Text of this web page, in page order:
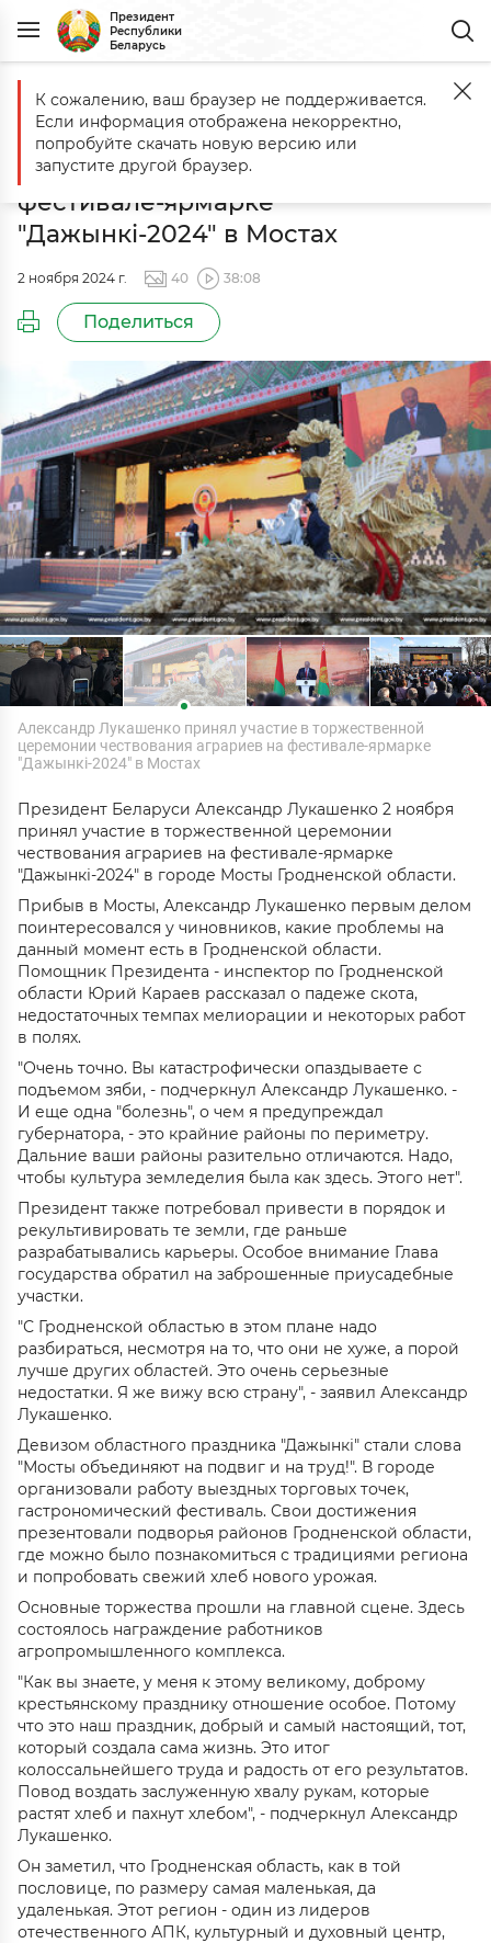
Президент
Республики
Беларусь
Главная События Торжественная церемония чествования
Торжественная церемония
чествования аграриев на
фестивале-ярмарке
"Дажынкі-2024" в Мостах
2 ноября 2024 г. 40 38:08
Поделиться
Александр Лукашенко принял участие в торжественной
церемонии чествования аграриев на фестивале-ярмарке
"Дажынкі-2024" в Мостах
Президент Беларуси Александр Лукашенко 2 ноября
принял участие в торжественной церемонии
чествования аграриев на фестивале-ярмарке
"Дажынкі-2024" в городе Мосты Гродненской области.
Прибыв в Мосты, Александр Лукашенко первым делом
поинтересовался у чиновников, какие проблемы на
данный момент есть в Гродненской области.
Помощник Президента - инспектор по Гродненской
области Юрий Караев рассказал о падеже скота,
недостаточных темпах мелиорации и некоторых работ
в полях.
"Очень точно. Вы катастрофически опаздываете с
подъемом зяби, - подчеркнул Александр Лукашенко. -
И еще одна "болезнь", о чем я предупреждал
губернатора, - это крайние районы по периметру.
Дальние ваши районы разительно отличаются. Надо,
чтобы культура земледелия была как здесь. Этого нет".
Президент также потребовал привести в порядок и
рекультивировать те земли, где раньше
разрабатывались карьеры. Особое внимание Глава
государства обратил на заброшенные приусадебные
участки.
"С Гродненской областью в этом плане надо
разбираться, несмотря на то, что они не хуже, а порой
лучше других областей. Это очень серьезные
недостатки. Я же вижу всю страну", - заявил Александр
Лукашенко.
Девизом областного праздника "Дажынкі" стали слова
"Мосты объединяют на подвиг и на труд!". В городе
организовали работу выездных торговых точек,
гастрономический фестиваль. Свои достижения
презентовали подворья районов Гродненской области,
где можно было познакомиться с традициями региона
и попробовать свежий хлеб нового урожая.
Основные торжества прошли на главной сцене. Здесь
состоялось награждение работников
агропромышленного комплекса.
"Как вы знаете, у меня к этому великому, доброму
крестьянскому празднику отношение особое. Потому
что это наш праздник, добрый и самый настоящий, тот,
который создала сама жизнь. Это итог
колоссальнейшего труда и радость от его результатов.
Повод воздать заслуженную хвалу рукам, которые
растят хлеб и пахнут хлебом", - подчеркнул Александр
Лукашенко.
Он заметил, что Гродненская область, как в той
пословице, по размеру самая маленькая, да
удаленькая. Этот регион - один из лидеров
отечественного АПК, культурный и духовный центр,
К сожалению, ваш браузер не поддерживается.
Если информация отображена некорректно,
попробуйте скачать новую версию или
запустите другой браузер.